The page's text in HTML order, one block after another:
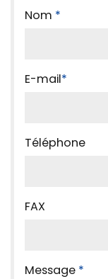
Nom *
E-mail*
Téléphone
FAX
Message *